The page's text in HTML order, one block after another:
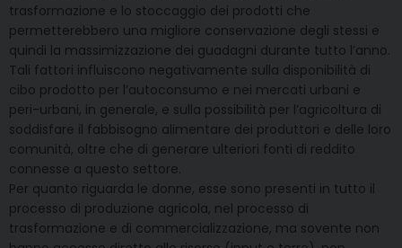
trasformazione e lo stoccaggio dei prodotti che
permetterebbero una migliore conservazione degli stessi e
quindi la massimizzazione dei guadagni durante tutto l’anno.
Tali fattori influiscono negativamente sulla disponibilità di
cibo prodotto per l’autoconsumo e nei mercati urbani e
peri-urbani, in generale, e sulla possibilità per l’agricoltura di
soddisfare il fabbisogno alimentare dei produttori e delle loro
comunità, oltre che di generare ulteriori fonti di reddito
connesse a questo settore.
Per quanto riguarda le donne, esse sono presenti in tutto il
processo di produzione agricola, nel processo di
trasformazione e di commercializzazione, ma sovente non